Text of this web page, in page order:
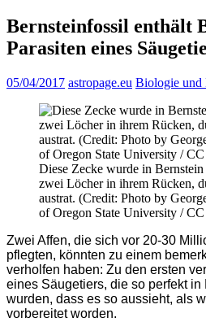
Bernsteinfossil enthält
Parasiten eines
05/04/2017 astropage.eu Biologie und
Diese Zecke wurde in
zwei Löcher in ihrem Rücken,
austrat. (Credit: Photo by
of Oregon State University /
Zwei Affen, die sich vor 20-30
pflegten, könnten zu einem
verholfen haben: Zu den ersten
eines Säugetiers, die so perfekt
wurden, dass es so aussieht, als
vorbereitet worden.